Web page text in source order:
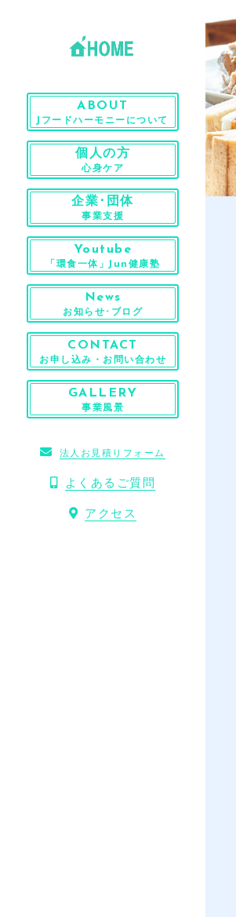
ABOUT
Jフードハーモニーについて
個人の方
心身ケア
企業･団体
事業支援
Youtube
「環食一体」Jun健康塾
News
お知らせ･ブログ
CONTACT
お申し込み・お問い合わせ
GALLERY
事業風景
法人お見積りフォーム
よくあるご質問
アクセス